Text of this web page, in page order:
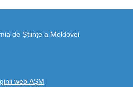
de Științe a Moldovei
web AȘM